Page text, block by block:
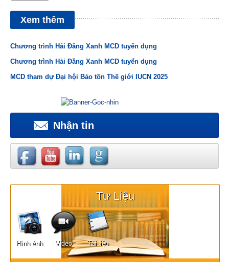
Xem thêm
Chương trình Hải Đăng Xanh MCD tuyển dụng
Chương trình Hải Đăng Xanh MCD tuyển dụng
MCD tham dự Đại hội Bảo tồn Thế giới IUCN 2025
Nhận tin
Tư Liệu
Hình ảnh Video Tài liệu